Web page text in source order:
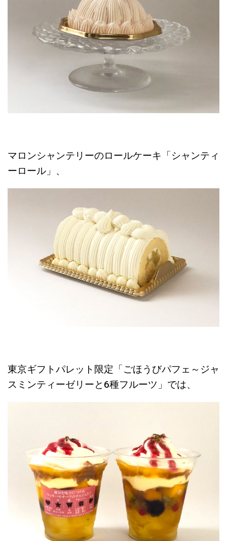
マロンシャンテリーのロールケーキ「シャンティ
ーロール」、
東京ギフトパレット限定「ごほうびパフェ～ジャ
スミンティーゼリーと6種フルーツ」では、